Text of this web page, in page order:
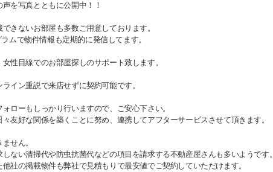
を写真とともに公開中！！
きないお部屋も多数ご用意しております。
ムで物件情報も定期的に発信してます。
性目線でのお部屋探しのサポート致します。
イン重説で来店せずに契約可能です。
ローもしっかり行いますので、ご安心下さい。
友好な関係を築くことに努め、連携してアフターサービスさせて頂きます。
せん。
しない清掃代や防虫抗菌代などの項目を請求する不動産屋さんも多いようです。
他社の掲載物件も弊社で見積もりで最安値でご契約していただけます。